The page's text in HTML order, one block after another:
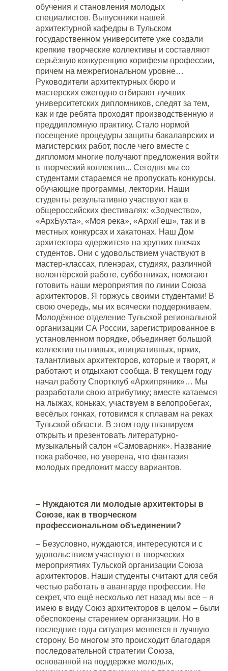
обучения и становления молодых
специалистов. Выпускники нашей
архитектурной кафедры в Тульском
государственном университете уже создали
крепкие творческие коллективы и составляют
серьёзную конкуренцию корифеям профессии,
причем на межрегиональном уровне…
Руководители архитектурных бюро и
мастерских ежегодно отбирают лучших
университетских дипломников, следят за тем,
как и где ребята проходят производственную и
преддипломную практику. Стало нормой
посещение процедуры защиты бакалаврских и
магистерских работ, после чего вместе с
дипломом многие получают предложения войти
в творческий коллектив... Сегодня мы со
студентами стараемся не пропускать конкурсы,
обучающие программы, лектории. Наши
студенты результативно участвуют как в
общероссийских фестивалях: «Зодчество»,
«АрхБухта», «Моя река», «АрхиГеш», так и в
местных конкурсах и хакатонах. Наш Дом
архитектора «держится» на хрупких плечах
студентов. Они с удовольствием участвуют в
мастер-классах, пленэрах, студиях, различной
волонтёрской работе, субботниках, помогают
готовить наши мероприятия по линии Союза
архитекторов. Я горжусь своими студентами! В
свою очередь, мы их всячески поддерживаем.
Молодёжное отделение Тульской региональной
организации СА России, зарегистрированное в
установленном порядке, объединяет большой
коллектив пытливых, инициативных, ярких,
талантливых архитекторов, которые и творят, и
работают, и отдыхают сообща. В текущем году
начал работу Спортклуб «Архипряник»… Мы
разработали свою атрибутику; вместе катаемся
на лыжах, коньках, участвуем в велопробегах,
весёлых гонках, готовимся к сплавам на реках
Тульской области. В этом году планируем
открыть и презентовать литературно-
музыкальный салон «Самоварник». Название
пока рабочее, но уверена, что фантазия
молодых предложит массу вариантов.
– Нуждаются ли молодые архитекторы в
Союзе, как в творческом
профессиональном объединении?
– Безусловно, нуждаются, интересуются и с
удовольствием участвуют в творческих
мероприятиях Тульской организации Союза
архитекторов. Наши студенты считают для себя
честью работать в авангарде профессии. Не
секрет, что ещё несколько лет назад мы все – я
имею в виду Союз архитекторов в целом – были
обеспокоены старением организации. Но в
последние годы ситуация меняется в лучшую
сторону. Во многом это происходит благодаря
последовательной стратегии Союза,
основанной на поддержке молодых,